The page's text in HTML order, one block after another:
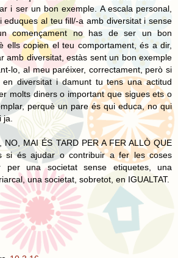
i ser un bon exemple. A escala personal,
eduques al teu fill/-a amb diversitat i sense
començament no has de ser un bon
ells copien el teu comportament, és a dir,
amb diversitat, estàs sent un bon exemple
lo, al meu paréixer, correctament, però si
diversitat i damunt tu tens una actitud
molts diners o important que sigues ets o
perquè un pare és qui educa, no qui
NO, MAI ÉS TARD PER A FER ALLÒ QUE
si és ajudar o contribuir a fer les coses
per una societat sense etiquetes, una
una societat, sobretot, en IGUALTAT.